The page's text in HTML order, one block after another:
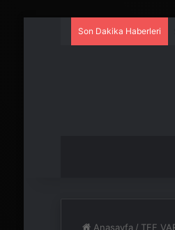
Son Dakika Haberleri
Anasayfa / TFF